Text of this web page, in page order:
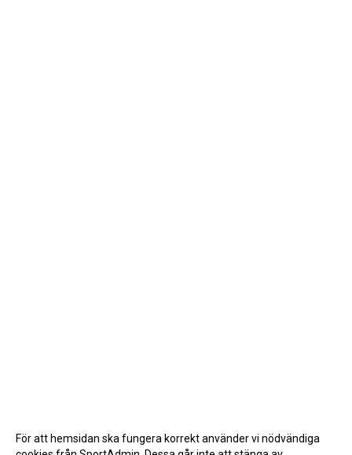
För att hemsidan ska fungera korrekt använder vi nödvändiga